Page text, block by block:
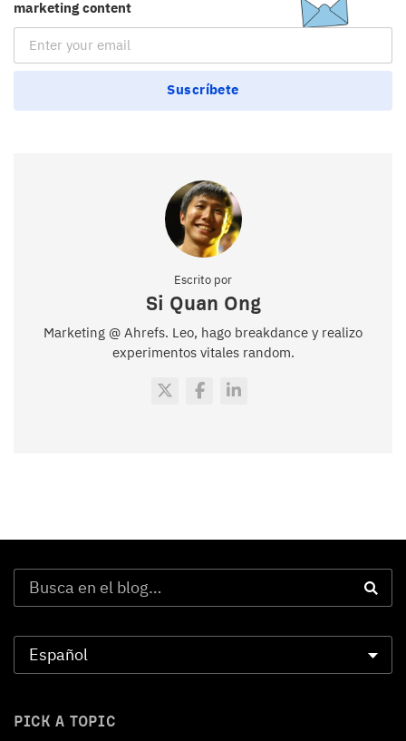
marketing content
Email Subscription
Suscríbete
Escrito por
Si Quan Ong
Marketing @ Ahrefs. Leo, hago breakdance y realizo
experimentos vitales random.
PICK A TOPIC